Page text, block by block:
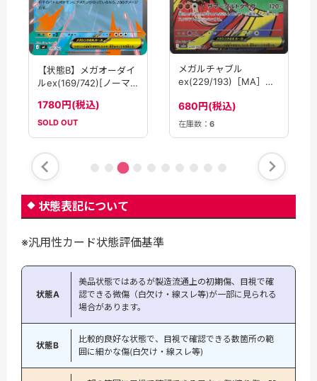
【状態B】メガオーダイ
ルex(169/742)[ノーマ
1780円(税込)
SOLD OUT
メガルチャブル
ex(229/193)［MA］
680円(税込)
在庫数： 6
状態表記について
※汎用性カード状態評価基準
状態A
美品状態ではあるが製造流通上の初期傷、目視で確
認できる微傷（白欠け・線スレ等)が一部に見られる
場合があります。
状態B
比較的良好な状態で、目視で確認できる数箇所の範
囲に細かな傷(白欠け・線スレ等)